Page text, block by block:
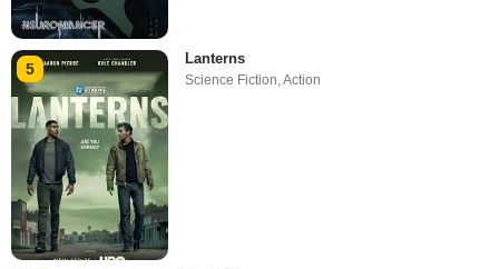
5
Lanterns
Science Fiction,Action